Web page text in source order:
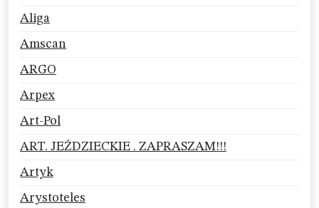
Aliga
Amscan
ARGO
Arpex
Art-Pol
ART. JEŹDZIECKIE . ZAPRASZAM!!!
Artyk
Arystoteles